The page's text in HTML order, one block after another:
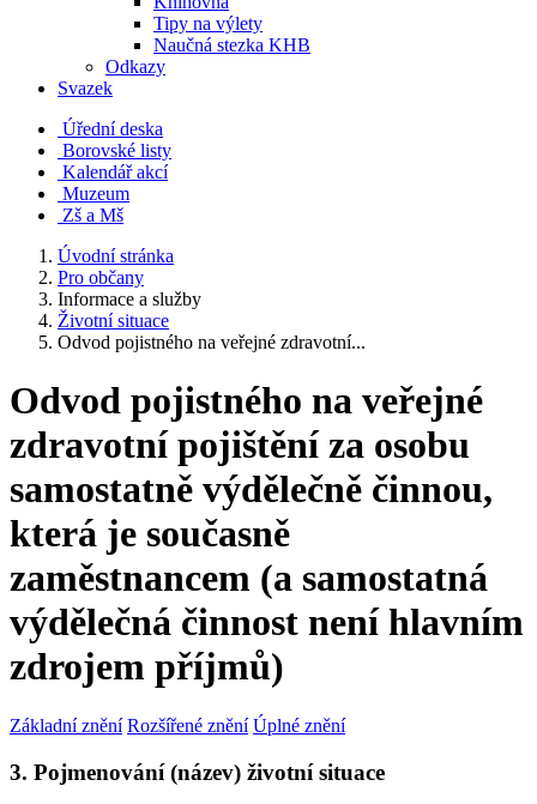
Tipy na výlety
Naučná stezka KHB
Odkazy
Svazek
Úřední deska
Borovské listy
Kalendář akcí
Muzeum
Zš a Mš
Úvodní stránka
Pro občany
Informace a služby
Životní situace
Odvod pojistného na veřejné zdravotní...
Odvod pojistného na veřejné
zdravotní pojištění za osobu
samostatně výdělečně činnou,
která je současně
zaměstnancem (a samostatná
výdělečná činnost není hlavním
zdrojem příjmů)
Základní znění Rozšířené znění Úplné znění
3. Pojmenování (název) životní situace